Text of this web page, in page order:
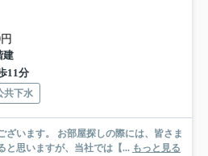
建
11分
共下水
の際には、皆さま
と思いますが、当社では【... もっと見る